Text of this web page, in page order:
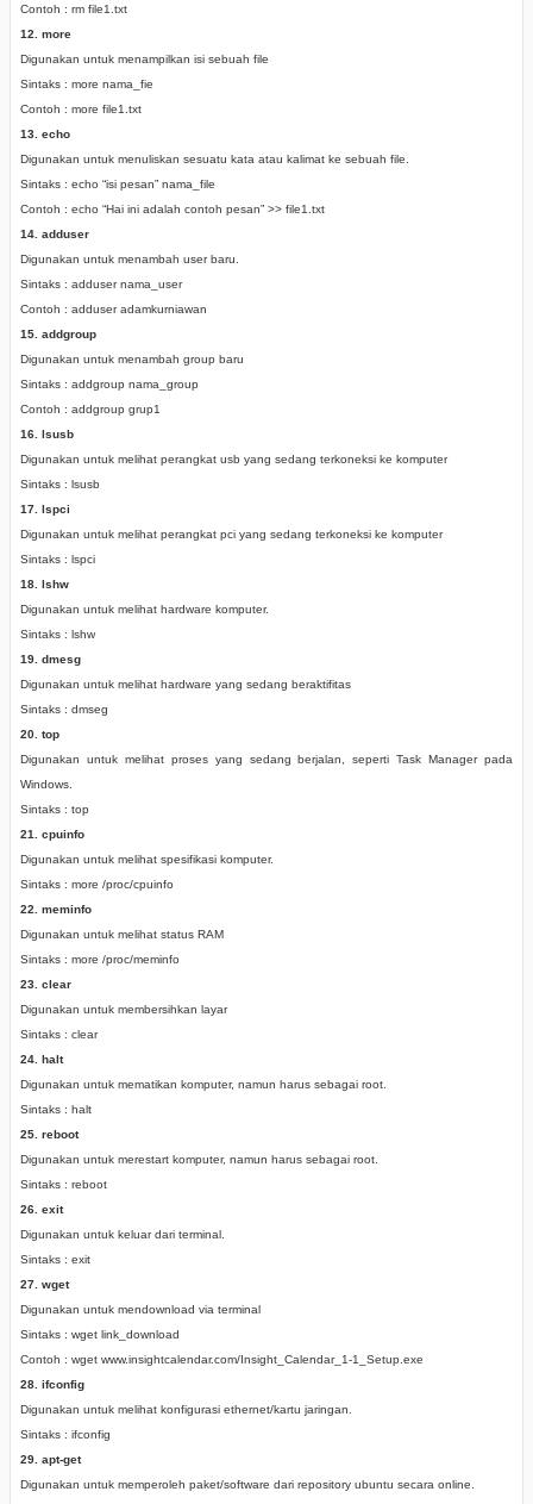
Contoh : rm file1.txt
12. more
Digunakan untuk menampilkan isi sebuah file
Sintaks : more nama_fie
Contoh : more file1.txt
13. echo
Digunakan untuk menuliskan sesuatu kata atau kalimat ke sebuah file.
Sintaks : echo “isi pesan” nama_file
Contoh : echo “Hai ini adalah contoh pesan” >> file1.txt
14. adduser
Digunakan untuk menambah user baru.
Sintaks : adduser nama_user
Contoh : adduser adamkurniawan
15. addgroup
Digunakan untuk menambah group baru
Sintaks : addgroup nama_group
Contoh : addgroup grup1
16. lsusb
Digunakan untuk melihat perangkat usb yang sedang terkoneksi ke komputer
Sintaks : lsusb
17. lspci
Digunakan untuk melihat perangkat pci yang sedang terkoneksi ke komputer
Sintaks : lspci
18. lshw
Digunakan untuk melihat hardware komputer.
Sintaks : lshw
19. dmesg
Digunakan untuk melihat hardware yang sedang beraktifitas
Sintaks : dmseg
20. top
Digunakan untuk melihat proses yang sedang berjalan, seperti Task Manager pada
Windows.
Sintaks : top
21. cpuinfo
Digunakan untuk melihat spesifikasi komputer.
Sintaks : more /proc/cpuinfo
22. meminfo
Digunakan untuk melihat status RAM
Sintaks : more /proc/meminfo
23. clear
Digunakan untuk membersihkan layar
Sintaks : clear
24. halt
Digunakan untuk mematikan komputer, namun harus sebagai root.
Sintaks : halt
25. reboot
Digunakan untuk merestart komputer, namun harus sebagai root.
Sintaks : reboot
26. exit
Digunakan untuk keluar dari terminal.
Sintaks : exit
27. wget
Digunakan untuk mendownload via terminal
Sintaks : wget link_download
Contoh : wget www.insightcalendar.com/Insight_Calendar_1-1_Setup.exe
28. ifconfig
Digunakan untuk melihat konfigurasi ethernet/kartu jaringan.
Sintaks : ifconfig
29. apt-get
Digunakan untuk memperoleh paket/software dari repository ubuntu secara online.